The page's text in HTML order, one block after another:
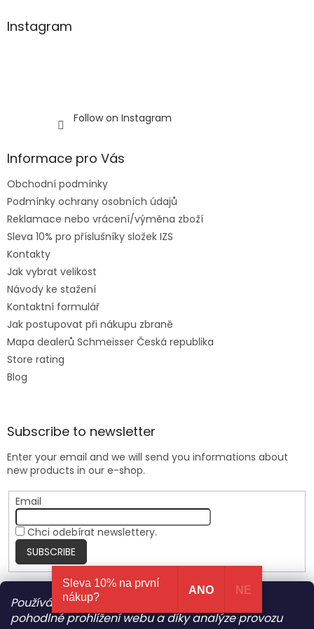
Používáme cookies, abychom Vám umožnili
pohodlné prohlížení webu a díky analýze provozu
Instagram
Follow on Instagram
Informace pro Vás
Obchodní podmínky
Podmínky ochrany osobních údajů
Reklamace nebo vrácení/výměna zboží
Sleva 10% pro příslušníky složek IZS
Kontakty
Jak vybrat velikost
Návody ke stažení
Kontaktní formulář
Jak postupovat při nákupu zbraně
Mapa dealerů Schmeisser Česká republika
Store rating
Blog
Subscribe to newsletter
Enter your email and we will send you informations about
new products in our e-shop.
Email
Chci odebírat newslettery.
SUBSCRIBE
Sleva 10% na první
nákup?
ANO NE